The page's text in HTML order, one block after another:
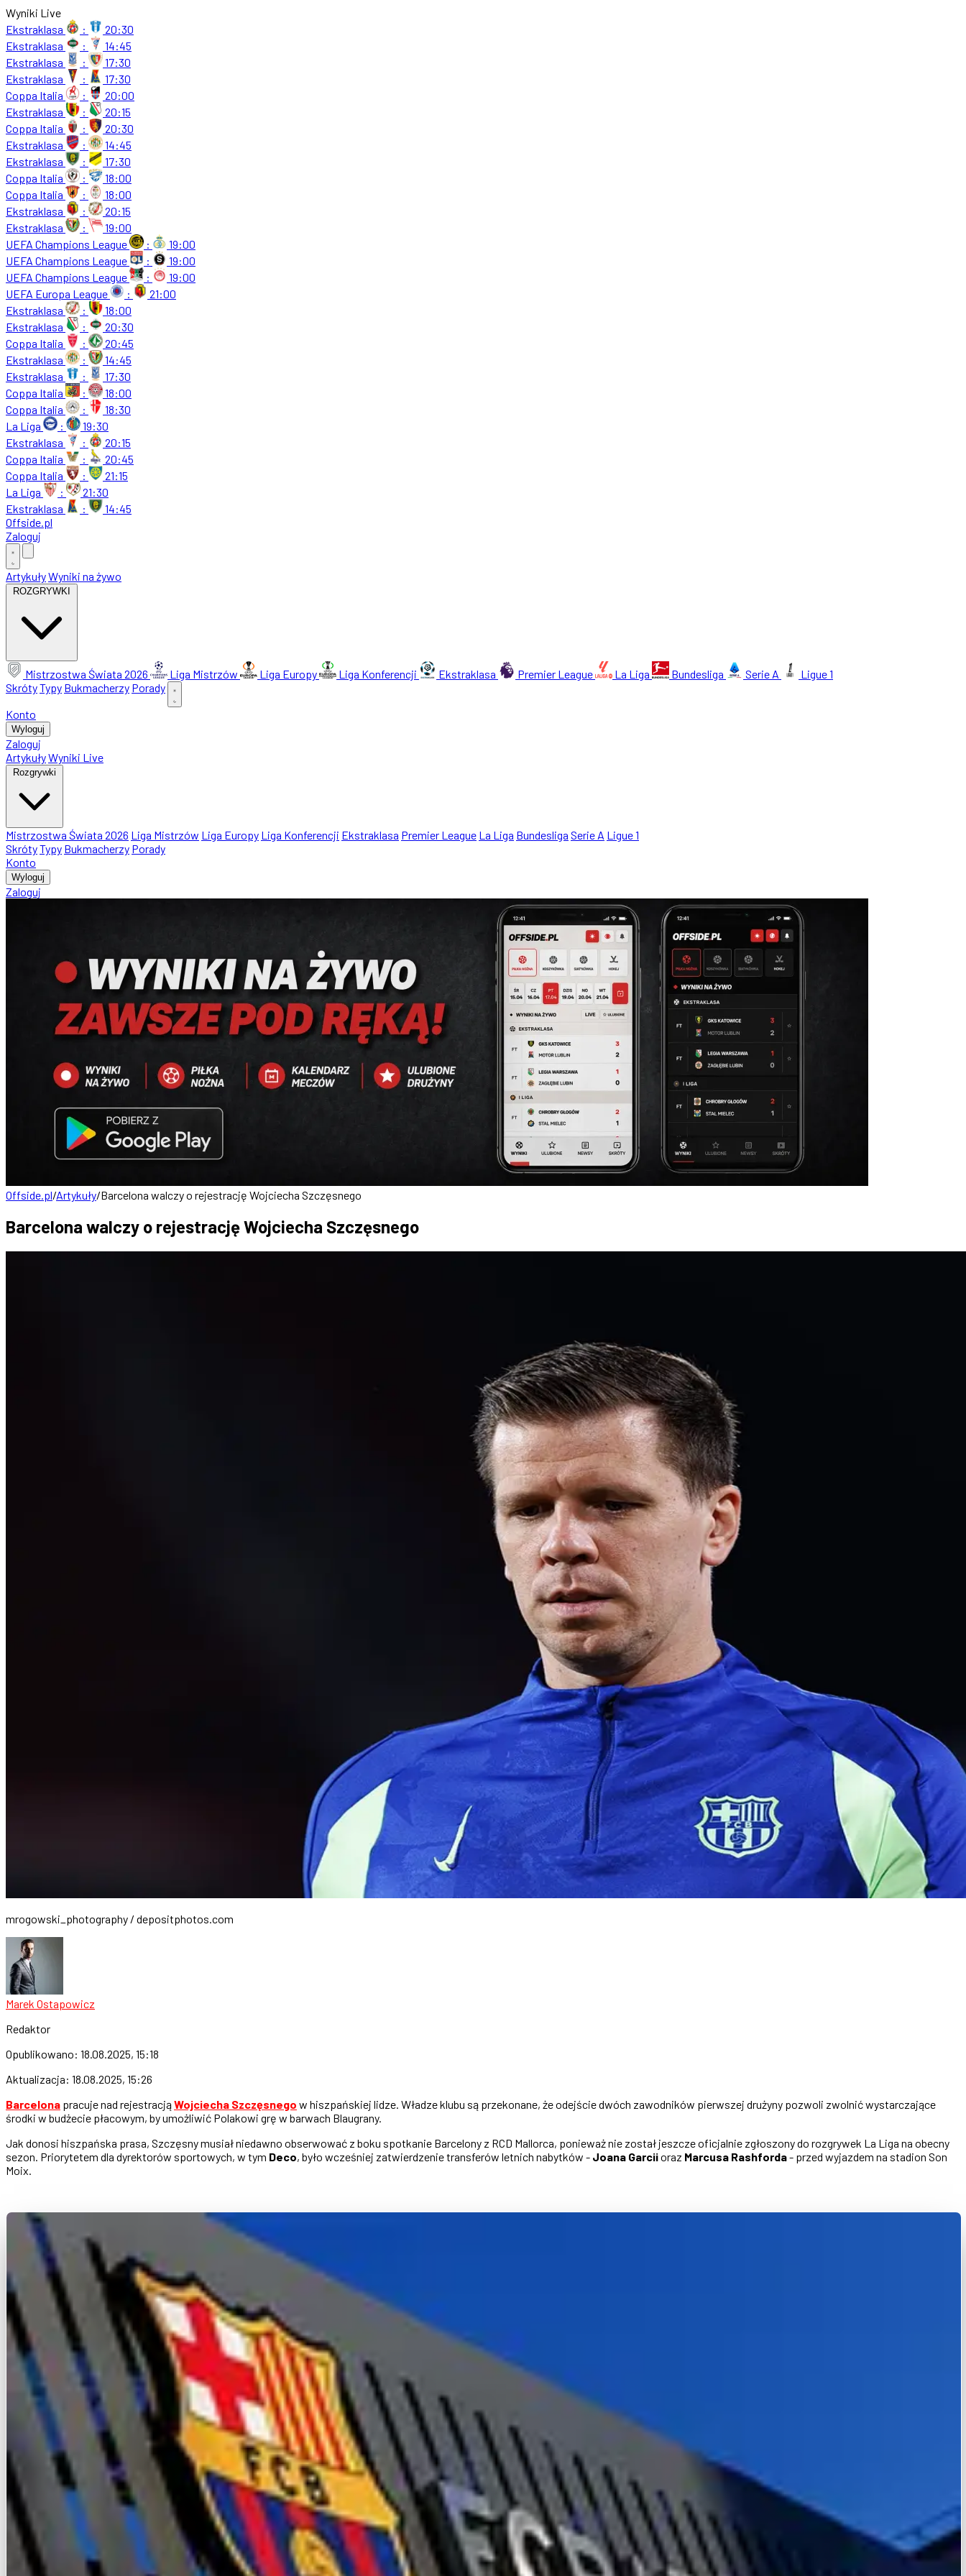
Wyniki Live
Ekstraklasa
:
20:30
Ekstraklasa
:
14:45
Ekstraklasa
:
17:30
Ekstraklasa
:
17:30
Coppa Italia
:
20:00
Ekstraklasa
:
20:15
Coppa Italia
:
20:30
Ekstraklasa
:
14:45
Ekstraklasa
:
17:30
Coppa Italia
:
18:00
Coppa Italia
:
18:00
Ekstraklasa
:
20:15
Ekstraklasa
:
19:00
UEFA Champions League
:
19:00
UEFA Champions League
:
19:00
UEFA Champions League
:
19:00
UEFA Europa League
:
21:00
Ekstraklasa
:
18:00
Ekstraklasa
:
20:30
Coppa Italia
:
20:45
Ekstraklasa
:
14:45
Ekstraklasa
:
17:30
Coppa Italia
:
18:00
Coppa Italia
:
18:30
La Liga
:
19:30
Ekstraklasa
:
20:15
Coppa Italia
:
20:45
Coppa Italia
:
21:15
La Liga
:
21:30
Ekstraklasa
:
14:45
Offside.pl
Zaloguj
ArtykułyWyniki na żywo
ROZGRYWKI
Mistrzostwa Świata 2026 Liga Mistrzów Liga Europy Liga Konferencji Ekstraklasa Premier League La Liga Bundesliga Serie A
Ligue 1
SkrótyTypy Bukmacherzy Porady
Konto
Wyloguj
Zaloguj
ArtykułyWyniki Live
Rozgrywki
Mistrzostwa Świata 2026 Liga Mistrzów Liga Europy Liga Konferencji Ekstraklasa Premier League La Liga Bundesliga Serie A Ligue 1
SkrótyTypy Bukmacherzy Porady
Konto
Wyloguj
Zaloguj
Offside.pl/Artykuły/Barcelona walczy o rejestrację Wojciecha Szczęsnego
Barcelona walczy o rejestrację Wojciecha Szczęsnego
mrogowski_photography / depositphotos.com
Marek Ostapowicz
Redaktor
Opublikowano: 18.08.2025, 15:18
Aktualizacja: 18.08.2025, 15:26
Barcelona pracuje nad rejestracjąWojciecha Szczęsnego w hiszpańskiej lidze. Władze klubu są przekonane, że odejście dwóch zawodników pierwszej drużyny pozwoli zwolnić wystarczające
środki w budżecie płacowym, by umożliwić Polakowi grę w barwach Blaugrany.
Jak donosi hiszpańska prasa, Szczęsny musiał niedawno obserwować z boku spotkanie Barcelony z RCD Mallorca, ponieważ nie został jeszcze oficjalnie zgłoszony do rozgrywek La Liga na obecny
sezon. Priorytetem dla dyrektorów sportowych, w tym Deco, było wcześniej zatwierdzenie transferów letnich nabytków - Joana Garciioraz Marcusa Rashforda- przed wyjazdem na stadion Son
Moix.